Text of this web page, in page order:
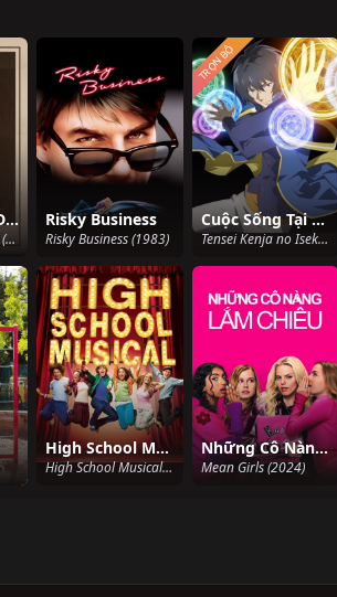
Ma Sói Trong Đêm
Werewolf by Night (2022)
Risky Business
Risky Business (1983)
Cuộc Sống Tại Dị Giới Của Hiền Giả Tái Sinh - Tôi Nhận Được Chức Nghiệp Thứ Hai, Và Đã Trở Thành Người Mạnh Nhất Thế Giới
Tensei Kenja no Isekai Life: Dai-2 no Shokugyou wo Ete Sekai Saikyou ni Narimashita My Isekai Life: I Gained a Second Character Class and Became the Strongest Sage in the World (2022)
TRỌN BỘ
High School Musical
High School Musical (2006)
Những Cô Nàng Lắm Chiêu
Mean Girls (2024)